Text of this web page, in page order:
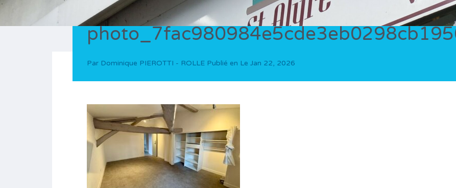
Par Dominique PIEROTTI - ROLLE Publié en Le Jan 22, 2026